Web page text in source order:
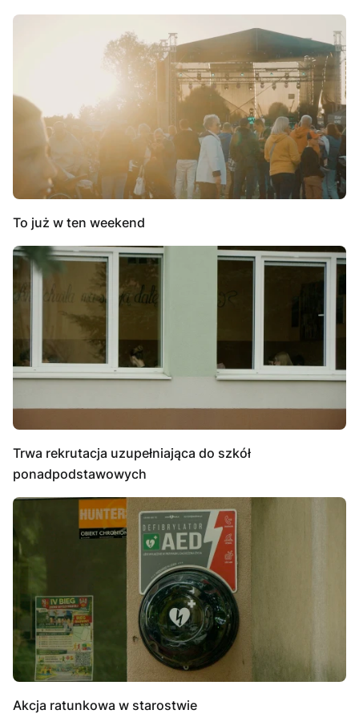
To już w ten weekend
Trwa rekrutacja uzupełniająca do szkół
ponadpodstawowych
Akcja ratunkowa w starostwie